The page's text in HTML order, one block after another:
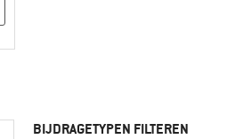
BIJDRAGETYPEN FILTEREN